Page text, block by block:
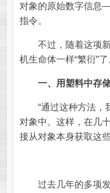
对象的原始数字信息
指令。
不过，随着这项新
机生命体一样“繁衍”了
一、用塑料中存
“通过这种方法，
对象中。这样，在几
接从对象本身获取这
过去几年的多项发